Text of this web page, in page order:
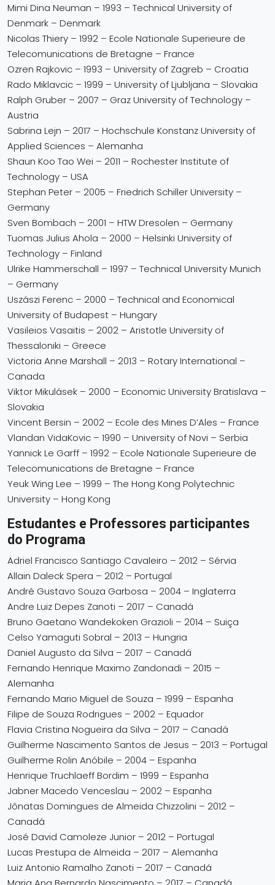
Mimi Dina Neuman – 1993 – Technical University of
Denmark – Denmark
Nicolas Thiery – 1992 – Ecole Nationale Superieure de
Telecomunications de Bretagne – France
Ozren Rajkovic – 1993 – University of Zagreb – Croatia
Rado Miklavcic – 1999 – University of Ljubljana – Slovakia
Ralph Gruber – 2007 – Graz University of Technology –
Austria
Sabrina Lejn – 2017 – Hochschule Konstanz University of
Applied Sciences – Alemanha
Shaun Koo Tao Wei – 2011 – Rochester Institute of
Technology – USA
Stephan Peter – 2005 – Friedrich Schiller University –
Germany
Sven Bombach – 2001 – HTW Dresolen – Germany
Tuomas Julius Ahola – 2000 – Helsinki University of
Technology – Finland
Ulrike Hammerschall – 1997 – Technical University Munich
– Germany
Uszászi Ferenc – 2000 – Technical and Economical
University of Budapest – Hungary
Vasileios Vasaitis – 2002 – Aristotle University of
Thessaloniki – Greece
Victoria Anne Marshall – 2013 – Rotary International –
Canada
Viktor Mikulásek – 2000 – Economic University Bratislava –
Slovakia
Vincent Bersin – 2002 – Ecole des Mines D’Ales – France
Vlandan VidaKovic – 1990 – University of Novi – Serbia
Yannick Le Garff – 1992 – Ecole Nationale Superieure de
Telecomunications de Bretagne – France
Yeuk Wing Lee – 1999 – The Hong Kong Polytechnic
University – Hong Kong
Estudantes e Professores participantes
do Programa
Adriel Francisco Santiago Cavaleiro – 2012 – Sérvia
Allain Daleck Spera – 2012 – Portugal
André Gustavo Souza Garbosa – 2004 – Inglaterra
Andre Luiz Depes Zanoti – 2017 – Canadá
Bruno Gaetano Wandekoken Grazioli – 2014 – Suiça
Celso Yamaguti Sobral – 2013 – Hungria
Daniel Augusto da Silva – 2017 – Canadá
Fernando Henrique Maximo Zandonadi – 2015 –
Alemanha
Fernando Mario Miguel de Souza – 1999 – Espanha
Filipe de Souza Rodrigues – 2002 – Equador
Flavia Cristina Nogueira da Silva – 2017 – Canadá
Guilherme Nascimento Santos de Jesus – 2013 – Portugal
Guilherme Rolin Anóbile – 2004 – Espanha
Henrique Truchlaeff Bordim – 1999 – Espanha
Jabner Macedo Venceslau – 2002 – Espanha
Jônatas Domingues de Almeida Chizzolini – 2012 –
Canadá
José David Camoleze Junior – 2012 – Portugal
Lucas Prestupa de Almeida – 2017 – Alemanha
Luiz Antonio Ramalho Zanoti – 2017 – Canadá